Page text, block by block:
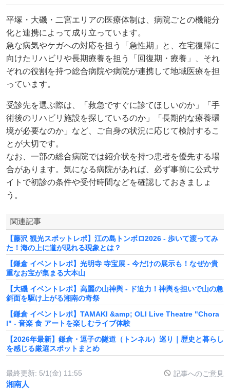
平塚・大磯・二宮エリアの医療体制は、病院ごとの機能分
化と連携によって成り立っています。
急な病気やケガへの対応を担う「急性期」と、在宅復帰に
向けたリハビリや長期療養を担う「回復期・療養」、それ
ぞれの役割を持つ総合病院や病院が連携して地域医療を担
っています。
受診先を選ぶ際は、「救急ですぐに診てほしいのか」「手
術後のリハビリ施設を探しているのか」「長期的な療養環
境が必要なのか」など、ご自身の状況に応じて検討するこ
とが大切です。
なお、一部の総合病院では紹介状を持つ患者を優先する場
合があります。気になる病院があれば、必ず事前に公式サ
イトで初診の条件や受付時間などを確認しておきましょ
う。
関連記事
【藤沢 観光スポットレポ】江の島トンボロ2026 - 歩いて渡ってみ
た！海の上に道が現れる現象とは？
【鎌倉 イベントレポ】光明寺 寺宝展 - 今だけの展示も！なぜか貴
重なお宝が集まる大本山
【大磯 イベントレポ】高麗の山神輿 - ド迫力！神輿を担いで山の急
斜面を駆け上がる湘南の奇祭
【鎌倉 イベントレポ】TAMAKI &amp; OLI Live Theatre "Chora
l" - 音楽 食 アートを楽しむライブ体験
【2026年最新】鎌倉・逗子の隧道（トンネル）巡り｜歴史と暮らし
を感じる厳選スポットまとめ
最終更新: 5/1(金) 11:55 記事へのご意見
湘南人